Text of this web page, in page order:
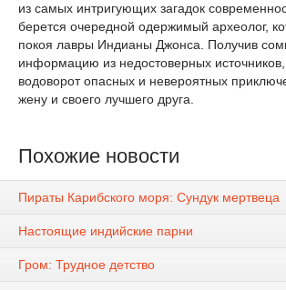
из самых интригующих загадок
берется очередной одержимый археолог,
покоя лавры Индианы Джонса. Получив
информацию из недостоверных источников,
водоворот опасных и невероятных
жену и своего лучшего друга.
Похожие новости
Пираты Карибского моря: Сундук мертвеца
Настоящие индийские парни
Гром: Трудное детство